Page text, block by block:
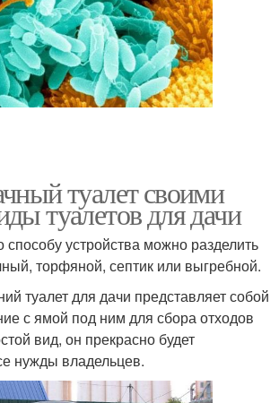
туалет своими
туалетов для дачи
способу устройства можно разделить
торфяной, септик или выгребной.
туалет для дачи представляет собой
с ямой под ним для сбора отходов
вид, он прекрасно будет
нужды владельцев.